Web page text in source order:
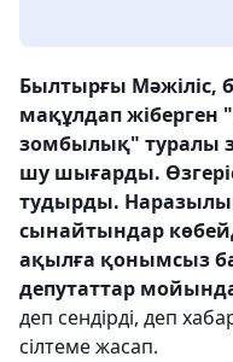
Былтырғы Мәжіліс,
мақұлдап
зомбылық" туралы
шу шығарды.
тудырды.
сынайтындар
ақылға қонымсыз
депутаттар
деп сендірді, деп
сілтеме жасап.